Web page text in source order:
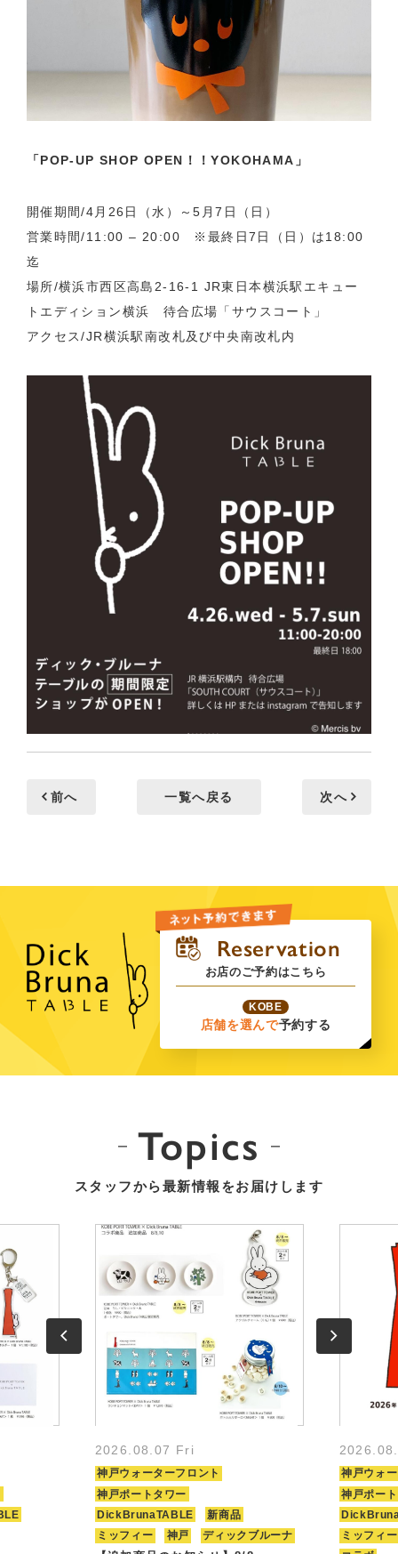
「POP-UP SHOP OPEN！！YOKOHAMA」
開催期間/4月26日（水）～5月7日（日）
営業時間/11:00 – 20:00 ※最終日7日（日）は18:00
迄
場所/横浜市西区高島2-16-1 JR東日本横浜駅エキュー
トエディション横浜 待合広場「サウスコート」
アクセス/JR横浜駅南改札及び中央南改札内
前へ 一覧へ戻る 次へ
お店のご予約はこちら
KOBE
店舗を選んで予約する
Topics
スタッフから最新情報をお届けします
2026.08.07 Fri
神戸ウォーターフロント
神戸ポートタワー
DickBrunaTABLE
新商品
ミッフィー
神戸 ディックブルーナ
神戸ウォ
神戸ポー
ミッフィー